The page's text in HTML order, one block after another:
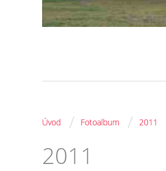
Úvod / Fotoalbum / 2011
2011